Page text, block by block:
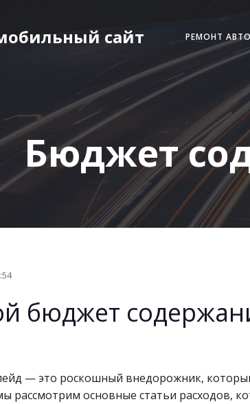
сайт РЕМОНТ
Бюджет
бюджет
— это роскошный внедорожник,
рассмотрим основные статьи расходов,